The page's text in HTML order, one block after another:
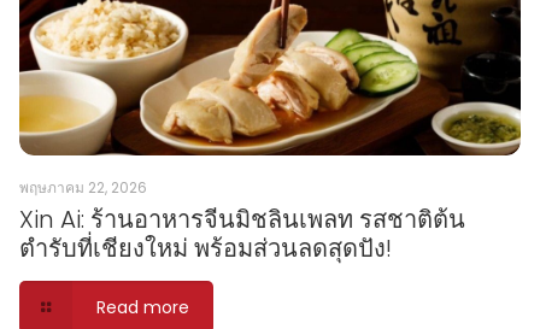
พฤษภาคม 22, 2026
Xin Ai: ร้านอาหารจีนมิชลินเพลท รสชาติต้น
ตำรับที่เชียงใหม่ พร้อมส่วนลดสุดปัง!
Read more